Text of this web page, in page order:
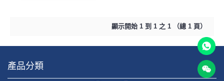
顯示開始 1 到 1 之 1 （總 1 頁）
產品分類